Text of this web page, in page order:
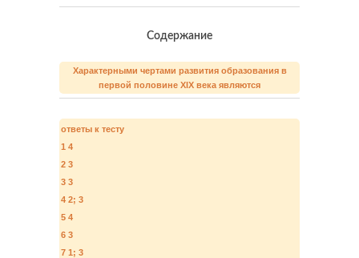
Содержание
Характерными чертами развития образования в
первой половине XIX века являются
ответы к тесту
1 4
2 3
3 3
4 2; 3
5 4
6 3
7 1; 3